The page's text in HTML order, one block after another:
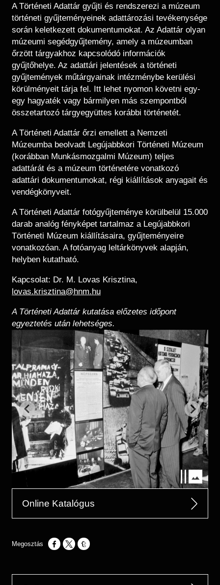
Régészet
Tagintézmények
Felnőttképzés
Közérdekű adatok
Képcsarnok
Történeti Fényképtár
Éremtár
Adattár
Központi Könyvtár
A Történeti Adattár gyűjti és rendszerezi a múzeum
történeti gyűjteményeinek adattározási tevékenysége
során keletkezett dokumentumokat. Az Adattár olyan
múzeumi segédgyűjtemény, amely a múzeumban
őrzött tárgyakhoz kapcsolódó információk
gyűjtőhelye. Az adattári jelentések a történeti
gyűjtemények műtárgyainak intézménybe kerülési
körülményeit tárja fel. Itt lehet nyomon követni egy-
egy hagyaték vagy bármilyen más szempontból
összetartozó tárgyegyüttes korábbi történetét.
A Történeti Adattár őrzi emellett a Nemzeti
Múzeumba beolvadt Legújabbkori Történeti Múzeum
(korábban Munkásmozgalmi Múzeum) teljes
adattárát és a múzeum történetére vonatkozó
adattári dokumentumokat, régi kiállítások anyagait és
vendégkönyveit.
A Történeti Adattár fotógyűjteménye körülbelül 15.000
darab analóg fényképet tartalmaz a Legújabbkori
Történeti Múzeum kiállításaira, gyűjteményeire
vonatkozóan. A fotóanyag leltárkönyvek alapján,
helyben kutatható.
Kapcsolat: Dr. M. Lovas Krisztina,
lovas.krisztina@hnm.hu
A Történeti Adattár kutatása előzetes időpont
egyeztetés után lehetséges.
Opens in a new window
Opens in a new window
Opens in a new window
Online Katalógus